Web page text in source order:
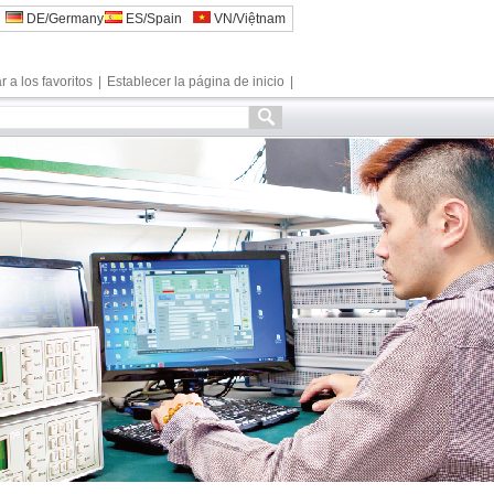
DE/Germany ES/Spain VN/Việtnam
Establecer la página de inicio
a los favoritos